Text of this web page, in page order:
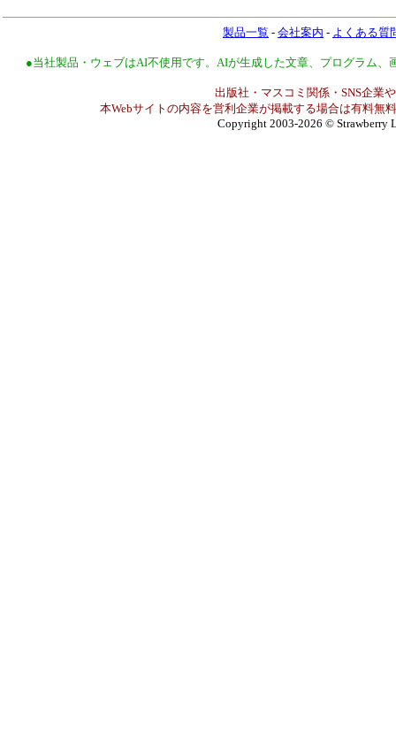
製品一覧 - 会社案内 - よくある質
●当社製品・ウェブはAI不使用です。AIが生成した文章、プログラム
出版社・マスコミ関係・SNS企業
本Webサイトの内容を営利企業が掲載する場合は有料無
Copyright 2003-2026 © Strawberry